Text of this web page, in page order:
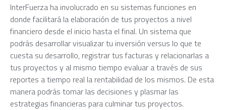
InterFuerza ha involucrado en su sistemas funciones en
donde facilitará la elaboración de tus proyectos a nivel
financiero desde el inicio hasta el final. Un sistema que
podrás desarrollar visualizar tu inversión versus lo que te
cuesta su desarrollo, registrar tus facturas y relacionarlas a
tus proyectos y al mismo tiempo evaluar a través de sus
reportes a tiempo real la rentabilidad de los mismos. De esta
manera podrás tomar las decisiones y plasmar las
estrategias financieras para culminar tus proyectos.